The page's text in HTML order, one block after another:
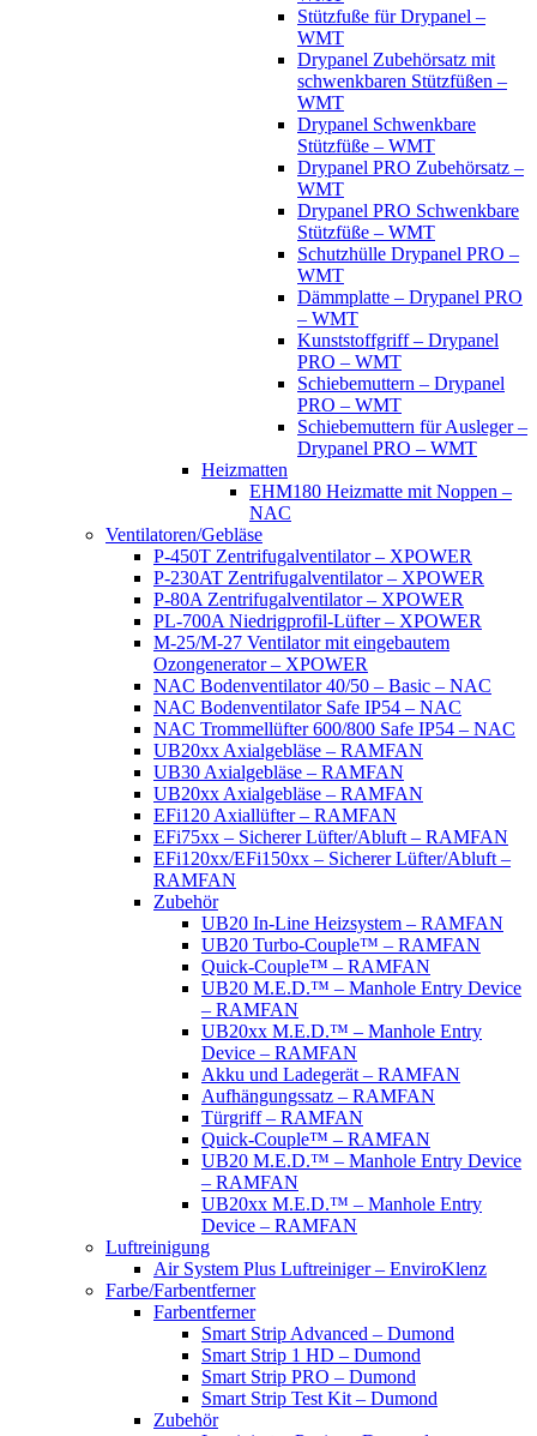
Stützfuße für Drypanel –
WMT
Drypanel Zubehörsatz mit
schwenkbaren Stützfüßen –
WMT
Drypanel Schwenkbare
Stützfüße – WMT
Drypanel PRO Zubehörsatz –
WMT
Drypanel PRO Schwenkbare
Stützfüße – WMT
Schutzhülle Drypanel PRO –
WMT
Dämmplatte – Drypanel PRO
– WMT
Kunststoffgriff – Drypanel
PRO – WMT
Schiebemuttern – Drypanel
PRO – WMT
Schiebemuttern für Ausleger –
Drypanel PRO – WMT
Heizmatten
EHM180 Heizmatte mit Noppen –
NAC
Ventilatoren/Gebläse
P-450T Zentrifugalventilator – XPOWER
P-230AT Zentrifugalventilator – XPOWER
P-80A Zentrifugalventilator – XPOWER
PL-700A Niedrigprofil-Lüfter – XPOWER
M-25/M-27 Ventilator mit eingebautem
Ozongenerator – XPOWER
NAC Bodenventilator 40/50 – Basic – NAC
NAC Bodenventilator Safe IP54 – NAC
NAC Trommellüfter 600/800 Safe IP54 – NAC
UB20xx Axialgebläse – RAMFAN
UB30 Axialgebläse – RAMFAN
UB20xx Axialgebläse – RAMFAN
EFi120 Axiallüfter – RAMFAN
EFi75xx – Sicherer Lüfter/Abluft – RAMFAN
EFi120xx/EFi150xx – Sicherer Lüfter/Abluft –
RAMFAN
Zubehör
UB20 In-Line Heizsystem – RAMFAN
UB20 Turbo-Couple™ – RAMFAN
Quick-Couple™ – RAMFAN
UB20 M.E.D.™ – Manhole Entry Device
– RAMFAN
UB20xx M.E.D.™ – Manhole Entry
Device – RAMFAN
Akku und Ladegerät – RAMFAN
Aufhängungssatz – RAMFAN
Türgriff – RAMFAN
Quick-Couple™ – RAMFAN
UB20 M.E.D.™ – Manhole Entry Device
– RAMFAN
UB20xx M.E.D.™ – Manhole Entry
Device – RAMFAN
Luftreinigung
Air System Plus Luftreiniger – EnviroKlenz
Farbe/Farbentferner
Farbentferner
Smart Strip Advanced – Dumond
Smart Strip 1 HD – Dumond
Smart Strip PRO – Dumond
Smart Strip Test Kit – Dumond
Zubehör